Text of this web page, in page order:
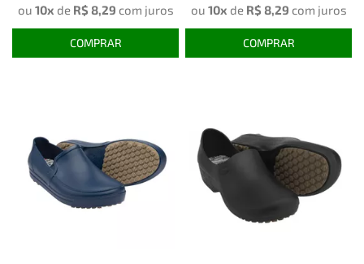
ou 10x de R$ 8,29 com juros
COMPRAR
ou 10x de R$ 8,29 com juros
COMPRAR